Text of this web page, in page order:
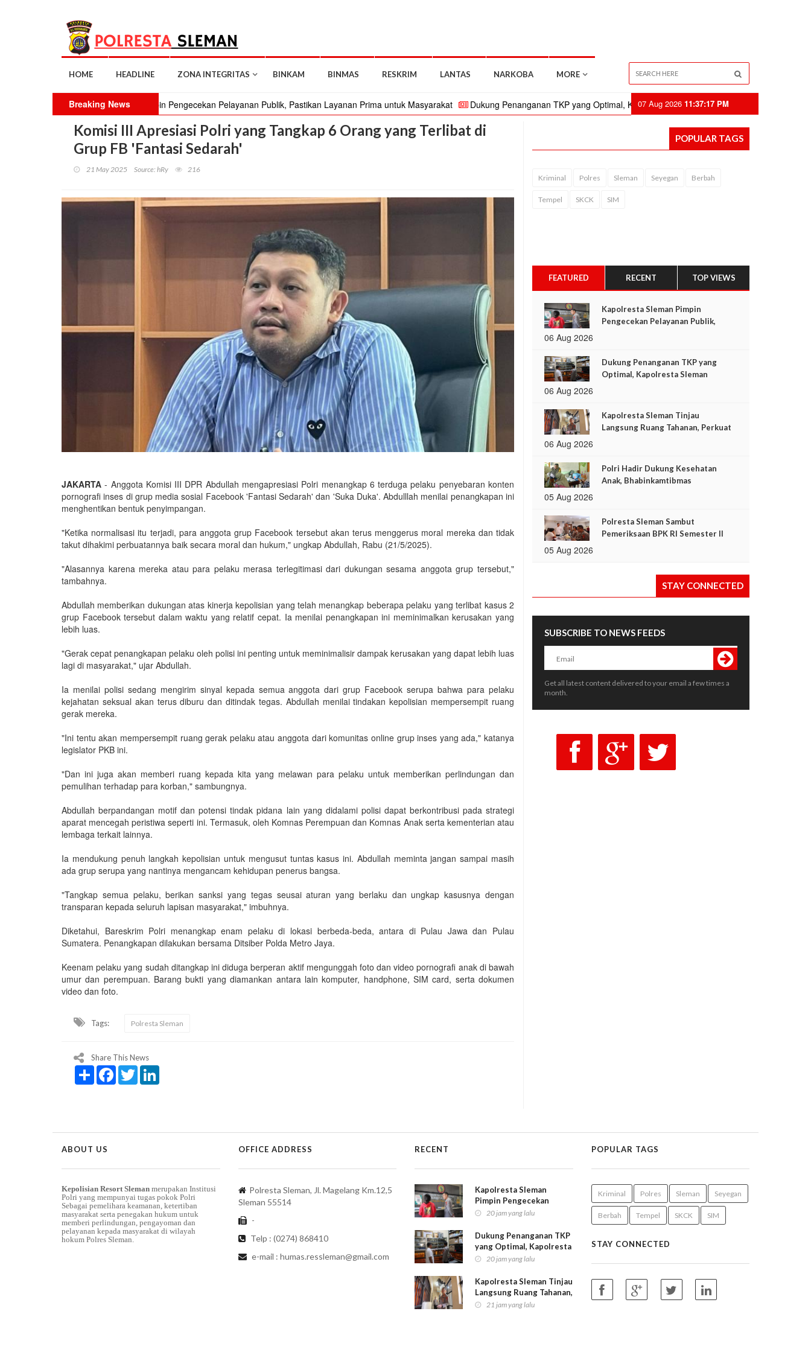
HOME HEADLINE ZONA INTEGRITAS BINKAM BINMAS RESKRIM LANTAS NARKOBA MORE
07 Aug 202611:37:17 PM
Breaking News
Kapolresta Sleman Pimpin Pengecekan Pelayanan Publik, Pastikan Layanan Prima untuk Masyarakat Dukung Penanganan TKP yang Optimal, Kapolresta Sleman Periksa Kelengkapan Inafis
Komisi III Apresiasi Polri yang Tangkap 6 Orang yang Terlibat di
Grup FB 'Fantasi Sedarah'
21 May 2025 Source: hRy 216
JAKARTA - Anggota Komisi III DPR Abdullah mengapresiasi Polri menangkap 6 terduga pelaku penyebaran konten
pornografi inses di grup media sosial Facebook 'Fantasi Sedarah' dan 'Suka Duka'. Abdulllah menilai penangkapan ini
menghentikan bentuk penyimpangan.
"Ketika normalisasi itu terjadi, para anggota grup Facebook tersebut akan terus menggerus moral mereka dan tidak
takut dihakimi perbuatannya baik secara moral dan hukum," ungkap Abdullah, Rabu (21/5/2025).
"Alasannya karena mereka atau para pelaku merasa terlegitimasi dari dukungan sesama anggota grup tersebut,"
tambahnya.
Abdullah memberikan dukungan atas kinerja kepolisian yang telah menangkap beberapa pelaku yang terlibat kasus 2
grup Facebook tersebut dalam waktu yang relatif cepat. Ia menilai penangkapan ini meminimalkan kerusakan yang
lebih luas.
"Gerak cepat penangkapan pelaku oleh polisi ini penting untuk meminimalisir dampak kerusakan yang dapat lebih luas
lagi di masyarakat," ujar Abdullah.
Ia menilai polisi sedang mengirim sinyal kepada semua anggota dari grup Facebook serupa bahwa para pelaku
kejahatan seksual akan terus diburu dan ditindak tegas. Abdullah menilai tindakan kepolisian mempersempit ruang
gerak mereka.
"Ini tentu akan mempersempit ruang gerak pelaku atau anggota dari komunitas online grup inses yang ada," katanya
legislator PKB ini.
"Dan ini juga akan memberi ruang kepada kita yang melawan para pelaku untuk memberikan perlindungan dan
pemulihan terhadap para korban," sambungnya.
Abdullah berpandangan motif dan potensi tindak pidana lain yang didalami polisi dapat berkontribusi pada strategi
aparat mencegah peristiwa seperti ini. Termasuk, oleh Komnas Perempuan dan Komnas Anak serta kementerian atau
lembaga terkait lainnya.
Ia mendukung penuh langkah kepolisian untuk mengusut tuntas kasus ini. Abdullah meminta jangan sampai masih
ada grup serupa yang nantinya mengancam kehidupan penerus bangsa.
"Tangkap semua pelaku, berikan sanksi yang tegas seusai aturan yang berlaku dan ungkap kasusnya dengan
transparan kepada seluruh lapisan masyarakat," imbuhnya.
Diketahui, Bareskrim Polri menangkap enam pelaku di lokasi berbeda-beda, antara di Pulau Jawa dan Pulau
Sumatera. Penangkapan dilakukan bersama Ditsiber Polda Metro Jaya.
Keenam pelaku yang sudah ditangkap ini diduga berperan aktif mengunggah foto dan video pornografi anak di bawah
umur dan perempuan. Barang bukti yang diamankan antara lain komputer, handphone, SIM card, serta dokumen
video dan foto.
Tags: Polresta Sleman
Share This News
Share Facebook
Twitter
POPULAR TAGS
Kriminal Polres Sleman Seyegan Berbah
Tempel SKCK SIM
FEATURED RECENT TOP VIEWS
Kapolresta Sleman Pimpin
Pengecekan Pelayanan Publik,
06 Aug 2026
Dukung Penanganan TKP yang
Optimal, Kapolresta Sleman
06 Aug 2026
Kapolresta Sleman Tinjau
Langsung Ruang Tahanan, Perkuat
06 Aug 2026
Polri Hadir Dukung Kesehatan
Anak, Bhabinkamtibmas
05 Aug 2026
Polresta Sleman Sambut
Pemeriksaan BPK RI Semester II
05 Aug 2026
STAY CONNECTED
SUBSCRIBE TO NEWS FEEDS
Get all latest content delivered to your email a few times a
month.
ABOUT US
Kepolisian Resort Sleman merupakan Institusi
Polri yang mempunyai tugas pokok Polri
Sebagai pemelihara keamanan, ketertiban
masyarakat serta penegakan hukum untuk
memberi perlindungan, pengayoman dan
pelayanan kepada masyarakat di wilayah
hokum Polres Sleman.
OFFICE ADDRESS
Polresta Sleman, Jl. Magelang Km.12,5
Sleman 55514
-
Telp : (0274) 868410
e-mail : humas.ressleman@gmail.com
RECENT
Kapolresta Sleman
Pimpin Pengecekan
Pelayanan Publik,
untuk Masyarakat
20 jam yang lalu
Dukung Penanganan TKP
yang Optimal, Kapolresta
Sleman Periksa
20 jam yang lalu
Kapolresta Sleman Tinjau
Langsung Ruang Tahanan,
Perkuat Pengamanan dan
21 jam yang lalu
POPULAR TAGS
Kriminal Polres Sleman Seyegan
Berbah Tempel SKCK SIM
STAY CONNECTED